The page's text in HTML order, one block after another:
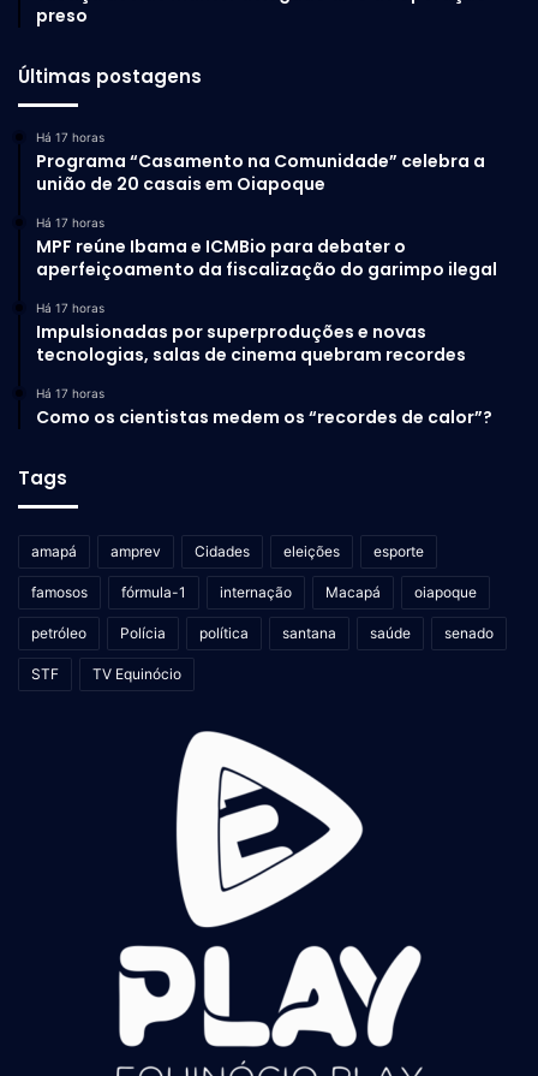
preso
Últimas postagens
Há 17 horas
Programa “Casamento na Comunidade” celebra a
união de 20 casais em Oiapoque
Há 17 horas
MPF reúne Ibama e ICMBio para debater o
aperfeiçoamento da fiscalização do garimpo ilegal
Há 17 horas
Impulsionadas por superproduções e novas
tecnologias, salas de cinema quebram recordes
Há 17 horas
Como os cientistas medem os “recordes de calor”?
Tags
amapá amprev Cidades eleições esporte
famosos fórmula-1 internação Macapá oiapoque
petróleo Polícia política santana saúde senado
STF TV Equinócio